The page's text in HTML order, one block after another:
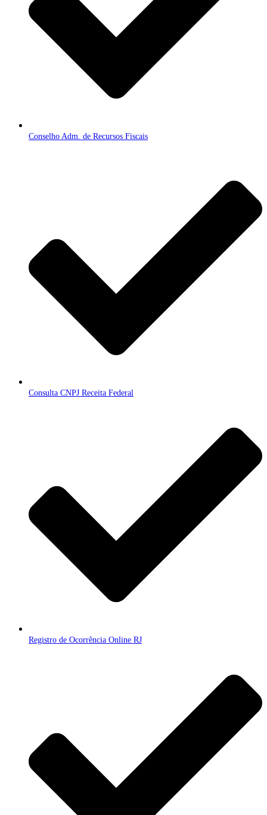
Conselho Adm. de Recursos Fiscais
Consulta CNPJ Receita Federal
Registro de Ocorrência Online RJ